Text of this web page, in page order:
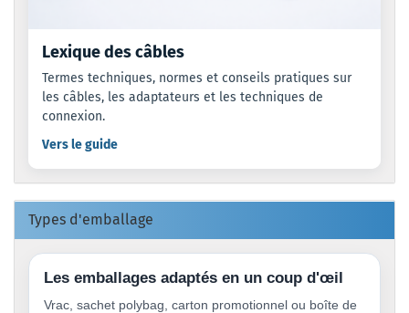
Lexique des câbles
Termes techniques, normes et conseils pratiques sur
les câbles, les adaptateurs et les techniques de
connexion.
Vers le guide
Types d'emballage
Les emballages adaptés en un coup d'œil
Vrac, sachet polybag, carton promotionnel ou boîte de